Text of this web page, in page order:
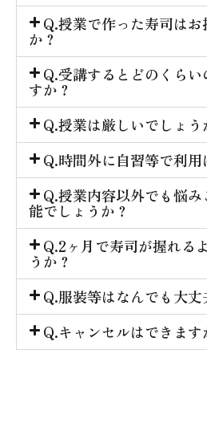
Q.授業で作った寿司は
か？
Q.受講するとどのくら
すか？
Q.授業は厳しいでしょう
Q.時間外に自習等で利用
Q.授業内容以外でも悩
能でしょうか？
Q.2ヶ月で寿司が握れる
うか？
Q.服装等はなんでも大丈
Q.キャンセルはできます